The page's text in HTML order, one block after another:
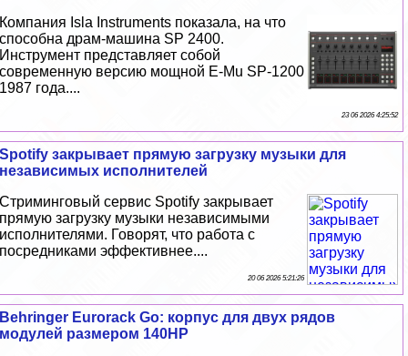
Компания Isla Instruments показала, на что
способна драм-машина SP 2400.
Инструмент представляет собой
современную версию мощной E-Mu SP-1200
1987 года....
23 06 2026 4:25:52
Spotify закрывает прямую загрузку музыки для
независимых исполнителей
Стриминговый сервис Spotify закрывает
прямую загрузку музыки независимыми
исполнителями. Говорят, что работа с
посредниками эффективнее....
20 06 2026 5:21:26
Behringer Eurorack Go: корпус для двух рядов
модулей размером 140HP